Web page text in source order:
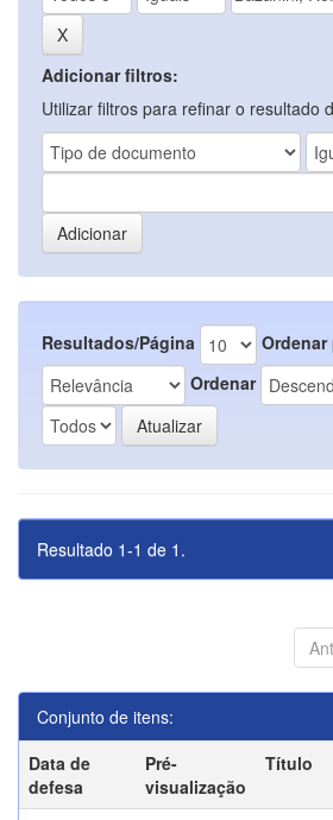
Adicionar filtros:
Utilizar filtros para refinar o resultado
Resultados/Página
Ordenar
Ordenar
Resultado 1-1 de 1.
Conjunto de itens:
Data de
defesa
Pré-
visualização
Título